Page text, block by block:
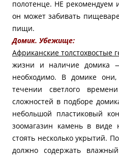
полотенце. НЕ рекомендуем
он может забивать
пищи.
Домик. Убежище:
Африканские толстохвостые
жизни и наличие домика
необходимо. В домике
течении светлого
сложностей в подборе
небольшой пластиковый
зоомагазин камень в
стоять несколько укрытий.
должно содержать